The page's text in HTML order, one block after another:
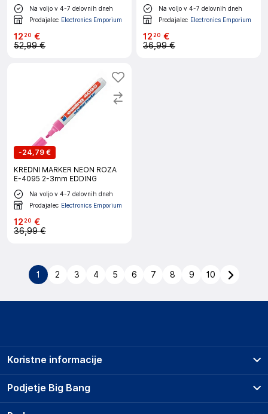
Na voljo v 4-7 delovnih dneh
Prodajalec Electronics Emporium
12 20 €
52,99 €
Na voljo v 4-7 delovnih dneh
Prodajalec Electronics Emporium
12 20 €
36,99 €
-24,79 €
KREDNI MARKER NEON ROZA
E-4095 2-3mm EDDING
Na voljo v 4-7 delovnih dneh
Prodajalec Electronics Emporium
12 20 €
36,99 €
1 2 3 4 5 6 7 8 9 10
Podjetje Big Bang
O podjetju
Koristne informacije
Prodajna mesta